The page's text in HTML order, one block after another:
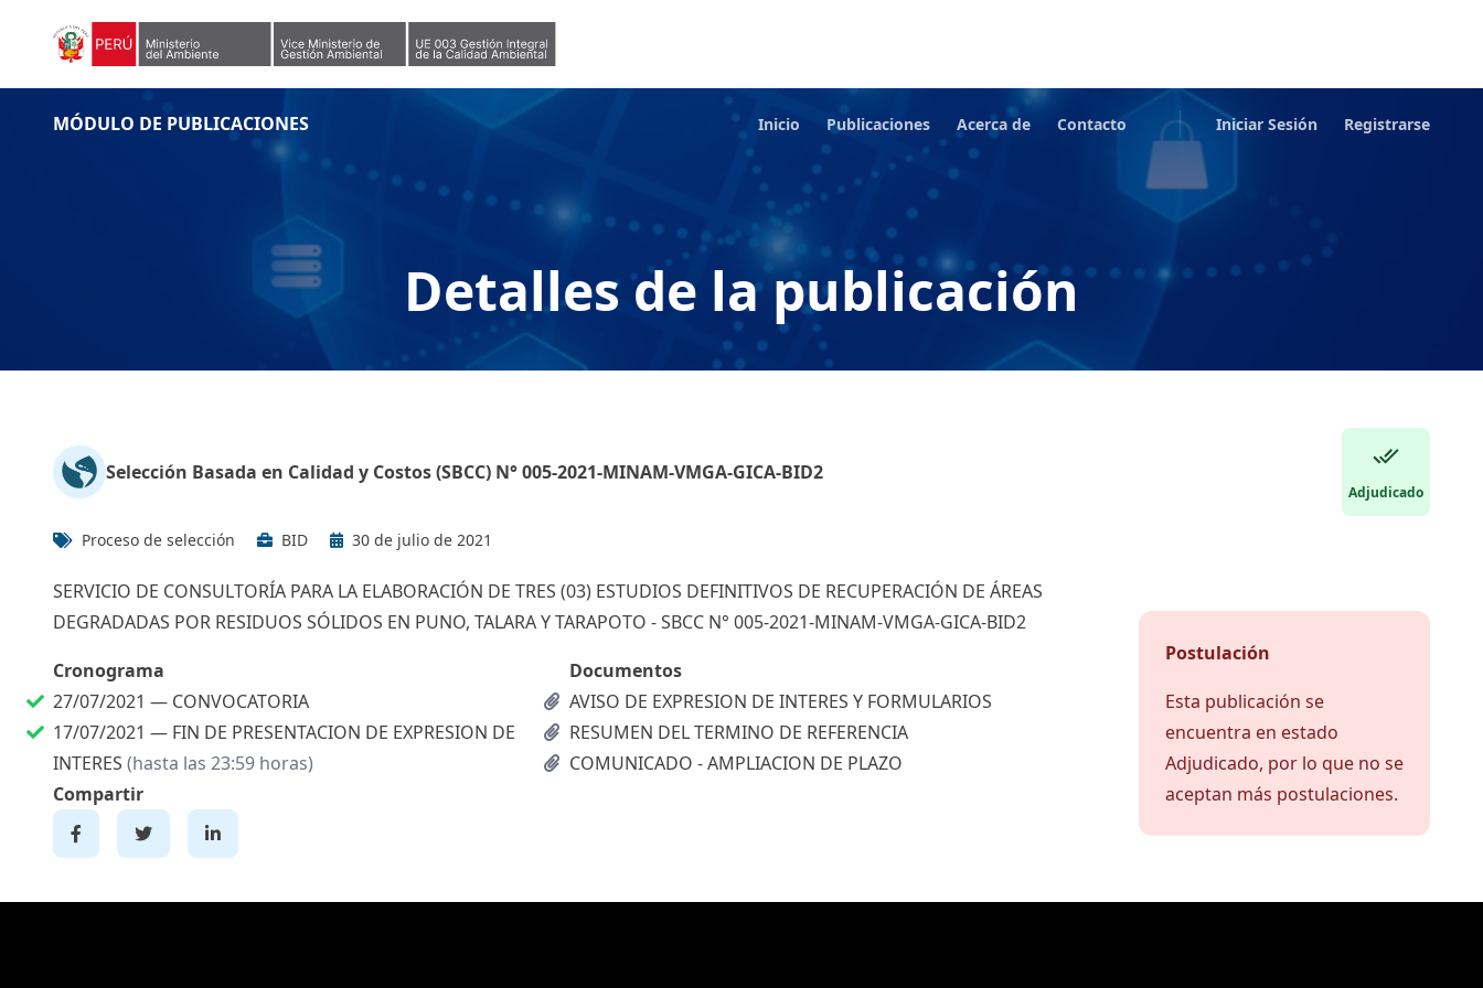
MÓDULO DE PUBLICACIONES Inicio Publicaciones Acerca de Contacto Iniciar Sesión Registrarse
Detalles de la publicación
Selección Basada en Calidad y Costos (SBCC) N° 005-2021-MINAM-VMGA-GICA-BID2
Adjudicado
Proceso de selección BID 30 de julio de 2021
SERVICIO DE CONSULTORÍA PARA LA ELABORACIÓN DE TRES (03) ESTUDIOS DEFINITIVOS DE RECUPERACIÓN DE ÁREAS
DEGRADADAS POR RESIDUOS SÓLIDOS EN PUNO, TALARA Y TARAPOTO - SBCC N° 005-2021-MINAM-VMGA-GICA-BID2
Cronograma
27/07/2021 — CONVOCATORIA
17/07/2021 — FIN DE PRESENTACION DE EXPRESION DE
INTERES (hasta las 23:59 horas)
Documentos
AVISO DE EXPRESION DE INTERES Y FORMULARIOS
RESUMEN DEL TERMINO DE REFERENCIA
COMUNICADO - AMPLIACION DE PLAZO
Compartir
Postulación
Esta publicación se
encuentra en estado
Adjudicado, por lo que no se
aceptan más postulaciones.